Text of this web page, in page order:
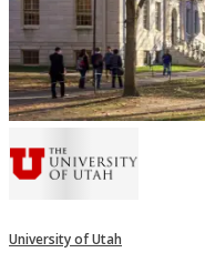
University of Utah